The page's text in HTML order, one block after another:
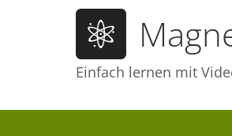
Einfach lernen mit